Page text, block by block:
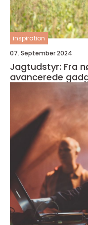
inspiration
07. September 2024
Jagtudstyr: Fra
avancerede